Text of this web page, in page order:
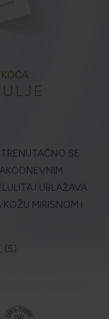
NAŠA KOŽA
NE BISMO
SE
I UBLAŽAVA
MIRISNOM I
(5)